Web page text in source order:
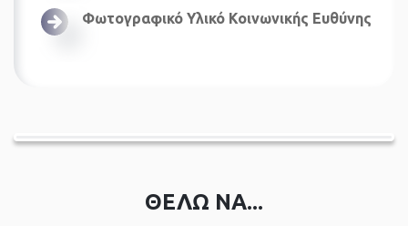
Φωτογραφικό Υλικό Κοινωνικής Ευθύνης
ΘΕΛΩ ΝΑ...